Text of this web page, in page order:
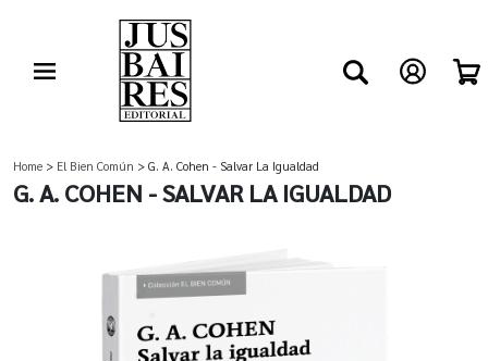
Home > El Bien Común > G. A. Cohen - Salvar La Igualdad
G. A. COHEN - SALVAR LA IGUALDAD